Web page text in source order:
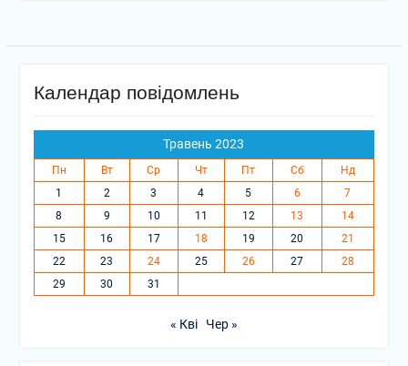
Календар повідомлень
Травень 2023
Пн Вт Ср Чт Пт Сб
Нд
1
2 3 4 5 6
7
8
9 10 11 12 13
14
15
16 17 18 19 20
21
22
23 24 25 26 27
28
29
30 31
« Кві Чер »